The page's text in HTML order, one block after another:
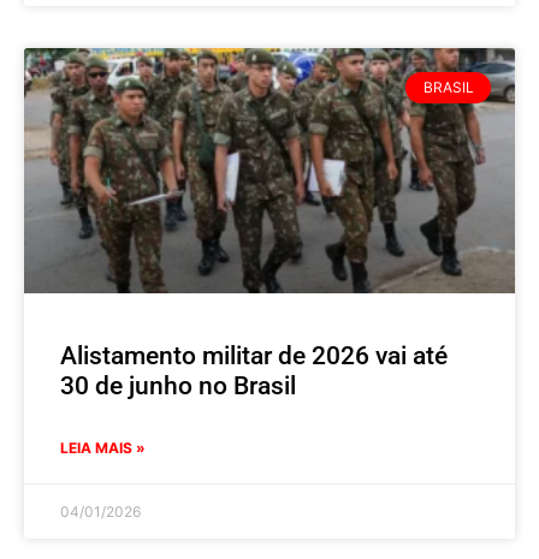
BRASIL
Alistamento militar de 2026 vai até
30 de junho no Brasil
LEIA MAIS »
04/01/2026